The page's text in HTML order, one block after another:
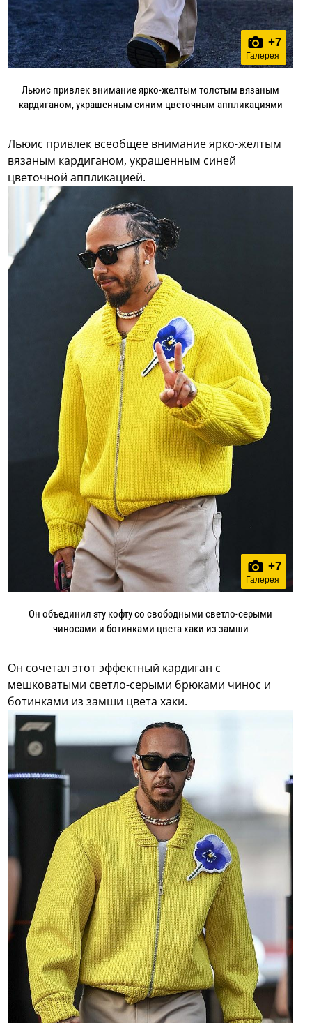
+7
Галерея
Льюис привлек внимание ярко-желтым толстым вязаным
кардиганом, украшенным синим цветочным аппликациями
Льюис привлек всеобщее внимание ярко-желтым
вязаным кардиганом, украшенным синей
цветочной аппликацией.
+7
Галерея
Он объединил эту кофту со свободными светло-серыми
чиносами и ботинками цвета хаки из замши
Он сочетал этот эффектный кардиган с
мешковатыми светло-серыми брюками чинос и
ботинками из замши цвета хаки.